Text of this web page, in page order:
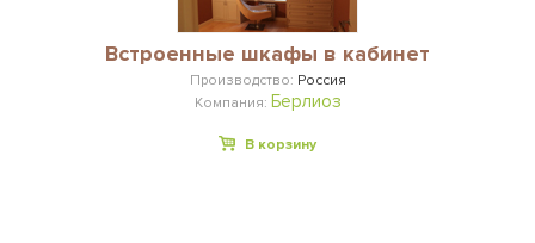
Встроенные шкафы в кабинет
Производство: Россия
Компания: Берлиоз
В корзину